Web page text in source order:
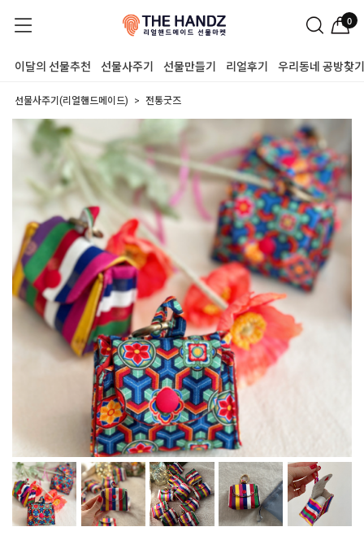
0
이달의 선물추천 선물사주기 선물만들기 리얼후기 우리동네 공방찾기
선물사주기(리얼핸드메이드) 전통굿즈